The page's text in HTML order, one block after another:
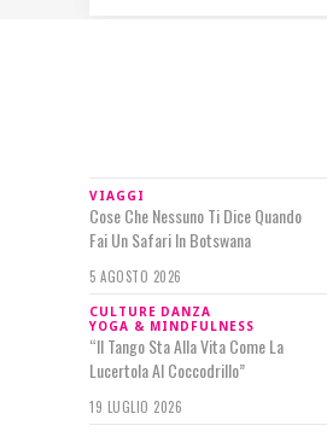
VIAGGI
Cose Che Nessuno Ti Dice Quando
Fai Un Safari In Botswana
5 AGOSTO 2026
CULTURE DANZA
YOGA & MINDFULNESS
“Il Tango Sta Alla Vita Come La
Lucertola Al Coccodrillo”
19 LUGLIO 2026